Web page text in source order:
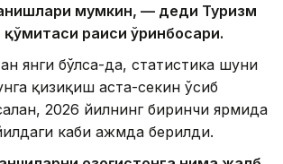
мумкин, — деди Туризм
қўмитаси раиси ўринбосари.
янги бўлса-да, статистика шуни
қизиқиш аста-секин ўсиб
2026 йилнинг биринчи ярмида
каби ҳажмда берилди.